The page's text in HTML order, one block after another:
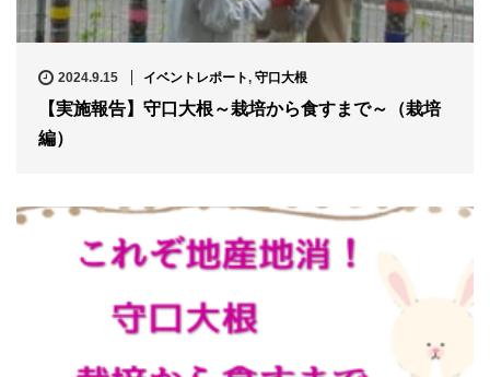
2024.9.15 イベントレポート, 守口大根
【実施報告】守口大根～栽培から食すまで～（栽培
編）